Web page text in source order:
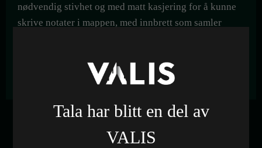
nødvendig stivhet og med matt kasjering for å kunne
skrive notater i mappen, med innbrett som samler
vi tidligere har jobbet med.
Tala har blitt en del av
VALIS